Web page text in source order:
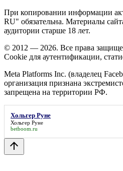
При копировании информации
RU" обязательна. Материалы
аудитории старше 18 лет.
© 2012 — 2026. Все права
Cookie для аутентификации,
Meta Platforms Inc. (владелец
организация признана
запрещена на территории РФ.
Хольгер Руне
Хольгер Руне
betboom.ru
arrow_upward